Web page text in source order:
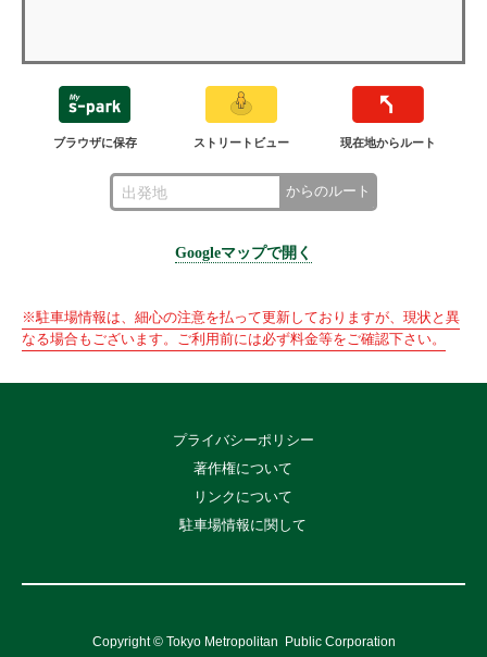
ブラウザに保存 ストリートビュー 現在地からルート
からのルート
Googleマップで開く
※駐車場情報は、細心の注意を払って更新しておりますが、現状と異
なる場合もございます。ご利用前には必ず料金等をご確認下さい。
プライバシーポリシー
著作権について
リンクについて
駐車場情報に関して
Copyright © Tokyo Metropolitan Public Corporation